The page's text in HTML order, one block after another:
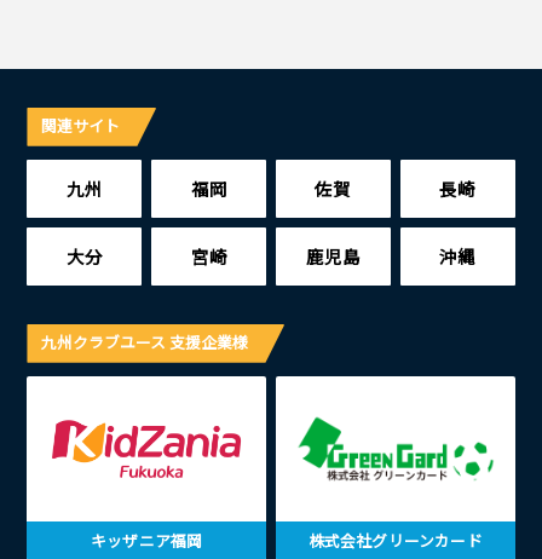
関連サイト
九州 福岡 佐賀 長崎
大分 宮崎 鹿児島 沖縄
九州クラブユース 支援企業様
キッザニア福岡 株式会社グリーンカード